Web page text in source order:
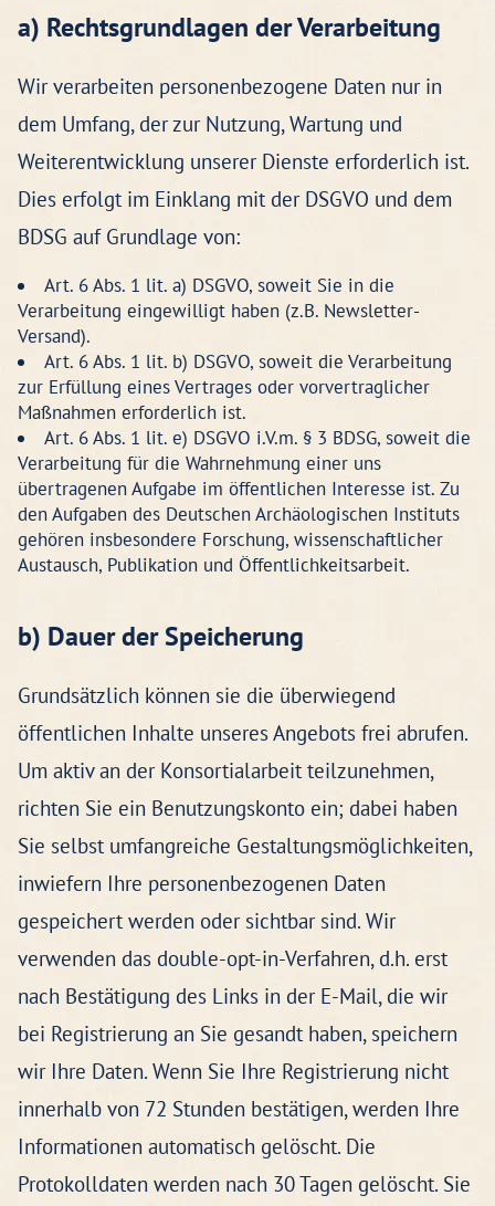
a) Rechtsgrundlagen der Verarbeitung
Wir verarbeiten personenbezogene Daten nur in
dem Umfang, der zur Nutzung, Wartung und
Weiterentwicklung unserer Dienste erforderlich ist.
Dies erfolgt im Einklang mit der DSGVO und dem
BDSG auf Grundlage von:
Art. 6 Abs. 1 lit. a) DSGVO, soweit Sie in die
Verarbeitung eingewilligt haben (z.B. Newsletter-
Versand).
Art. 6 Abs. 1 lit. b) DSGVO, soweit die Verarbeitung
zur Erfüllung eines Vertrages oder vorvertraglicher
Maßnahmen erforderlich ist.
Art. 6 Abs. 1 lit. e) DSGVO i.V.m. § 3 BDSG, soweit die
Verarbeitung für die Wahrnehmung einer uns
übertragenen Aufgabe im öffentlichen Interesse ist. Zu
den Aufgaben des Deutschen Archäologischen Instituts
gehören insbesondere Forschung, wissenschaftlicher
Austausch, Publikation und Öffentlichkeitsarbeit.
b) Dauer der Speicherung
Grundsätzlich können sie die überwiegend
öffentlichen Inhalte unseres Angebots frei abrufen.
Um aktiv an der Konsortialarbeit teilzunehmen,
richten Sie ein Benutzungskonto ein; dabei haben
Sie selbst umfangreiche Gestaltungsmöglichkeiten,
inwiefern Ihre personenbezogenen Daten
gespeichert werden oder sichtbar sind. Wir
verwenden das double-opt-in-Verfahren, d.h. erst
nach Bestätigung des Links in der E-Mail, die wir
bei Registrierung an Sie gesandt haben, speichern
wir Ihre Daten. Wenn Sie Ihre Registrierung nicht
innerhalb von 72 Stunden bestätigen, werden Ihre
Informationen automatisch gelöscht. Die
Protokolldaten werden nach 30 Tagen gelöscht. Sie